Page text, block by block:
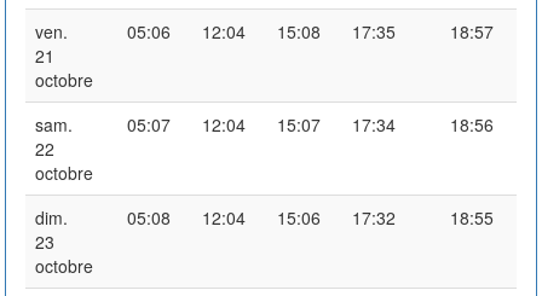
ven.
21
octobre
05:06 12:04 15:08 17:35 18:57
sam.
22
octobre
05:07 12:04 15:07 17:34 18:56
dim.
23
octobre
05:08 12:04 15:06 17:32 18:55